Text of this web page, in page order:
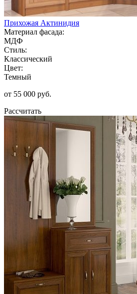
Прихожая Актинидия
Материал фасада:
МДФ
Стиль:
Классический
Цвет:
Темный
от 55 000 руб.
Рассчитать